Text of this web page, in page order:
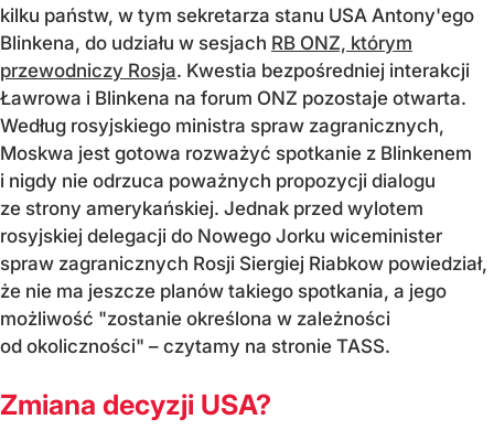
kilku państw, w tym sekretarza stanu USA Antony'ego
Blinkena, do udziału w sesjach RB ONZ, którym
przewodniczy Rosja. Kwestia bezpośredniej interakcji
Ławrowa i Blinkena na forum ONZ pozostaje otwarta.
Według rosyjskiego ministra spraw zagranicznych,
Moskwa jest gotowa rozważyć spotkanie z Blinkenem
i nigdy nie odrzuca poważnych propozycji dialogu
ze strony amerykańskiej. Jednak przed wylotem
rosyjskiej delegacji do Nowego Jorku wiceminister
spraw zagranicznych Rosji Siergiej Riabkow powiedział,
że nie ma jeszcze planów takiego spotkania, a jego
możliwość "zostanie określona w zależności
od okoliczności" – czytamy na stronie TASS.
Zmiana decyzji USA?